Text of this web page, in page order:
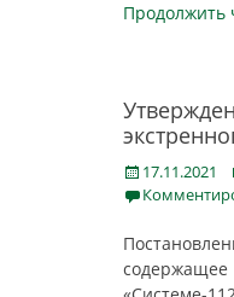
Продолжить
Posted
on
17.11.2021